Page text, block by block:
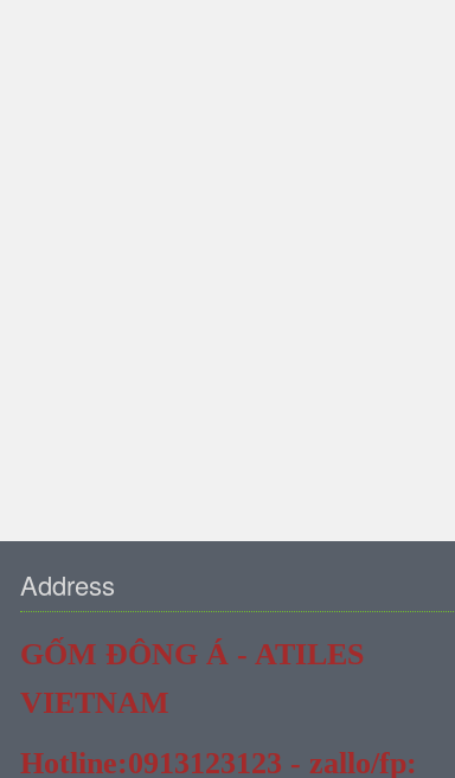
Address
GỐM ĐÔNG Á - ATILES
VIETNAM
Hotline:0913123123 - zallo/fp: